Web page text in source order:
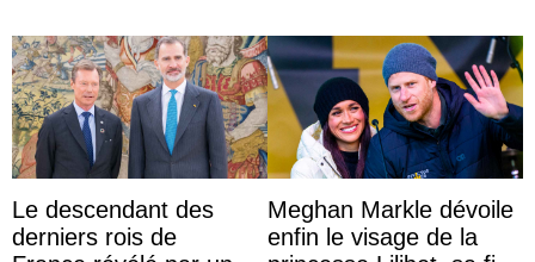
Le descendant des
derniers rois de
Meghan Markle dévoile
enfin le visage de la